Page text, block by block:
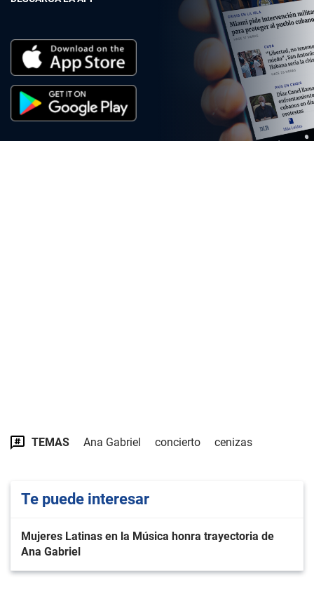
TEMAS Ana Gabriel concierto cenizas
Te puede interesar
Mujeres Latinas en la Música honra trayectoria de
Ana Gabriel